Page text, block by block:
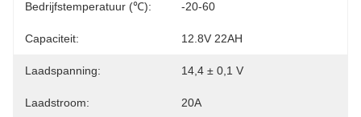
Bedrijfstemperatuur (℃): -20-60
Capaciteit: 12.8V 22AH
Laadspanning: 14,4 ± 0,1 V
Laadstroom: 20A